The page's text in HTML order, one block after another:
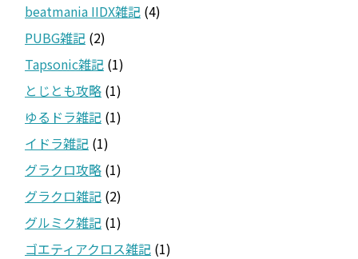
beatmania IIDX雑記 (4)
PUBG雑記 (2)
Tapsonic雑記 (1)
とじとも攻略 (1)
ゆるドラ雑記 (1)
イドラ雑記 (1)
グラクロ攻略 (1)
グラクロ雑記 (2)
グルミク雑記 (1)
ゴエティアクロス雑記 (1)